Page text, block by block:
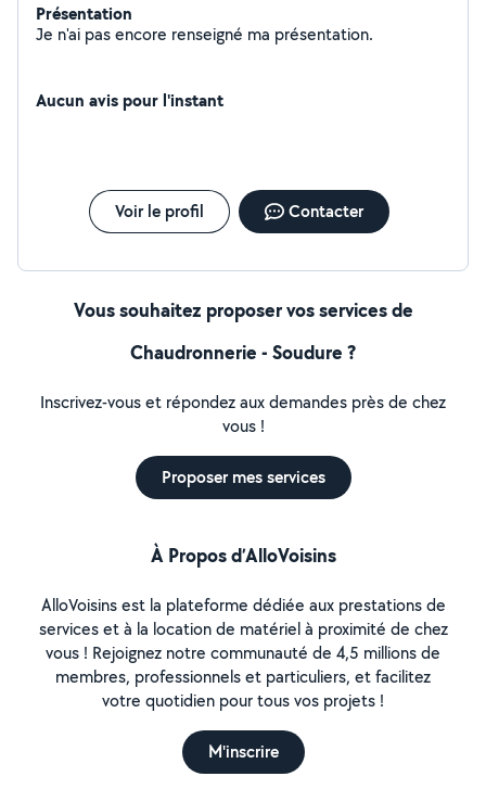
Présentation
Je n'ai pas encore renseigné ma présentation.
Aucun avis pour l'instant
Voir le profil Contacter
Vous souhaitez proposer vos services de
Chaudronnerie - Soudure ?
Inscrivez-vous et répondez aux demandes près de chez
vous !
Proposer mes services
À Propos d’AlloVoisins
AlloVoisins est la plateforme dédiée aux prestations de
services et à la location de matériel à proximité de chez
vous ! Rejoignez notre communauté de 4,5 millions de
membres, professionnels et particuliers, et facilitez
votre quotidien pour tous vos projets !
M'inscrire